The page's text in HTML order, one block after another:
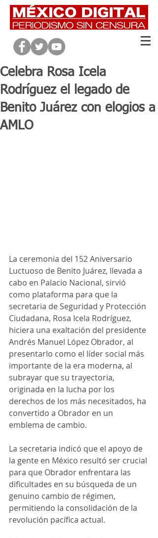
Celebra Rosa Icela
Rodríguez el legado de
Benito Juárez con elogios a
AMLO
La ceremonia del 152 Aniversario
Luctuoso de Benito Juárez, llevada a
cabo en Palacio Nacional, sirvió
como plataforma para que la
secretaria de Seguridad y Protección
Ciudadana, Rosa Icela Rodríguez,
hiciera una exaltación del presidente
Andrés Manuel López Obrador, al
presentarlo como el líder social más
importante de la era moderna, al
subrayar que su trayectoria,
originada en la lucha por los
derechos de los más necesitados, ha
convertido a Obrador en un
emblema de cambio.
La secretaria indicó que el apoyo de
la gente en México resultó ser crucial
para que Obrador enfrentara las
dificultades en su búsqueda de un
genuino cambio de régimen,
permitiendo la consolidación de la
revolución pacífica actual.